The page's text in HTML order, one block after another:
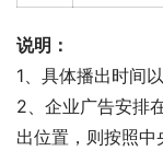
说明：
1、具体播出时间
2、企业广告安排
出位置，则按照中